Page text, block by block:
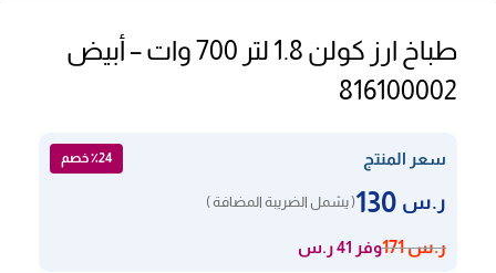
طباخ ارز كولن 1.8 لتر 700 وات – أبيض
816100002
سعر المنتج ٪24 خصم
ر.س ( يشمل الضريبة المضافة )
ر.س171 وفر 41 ر.س